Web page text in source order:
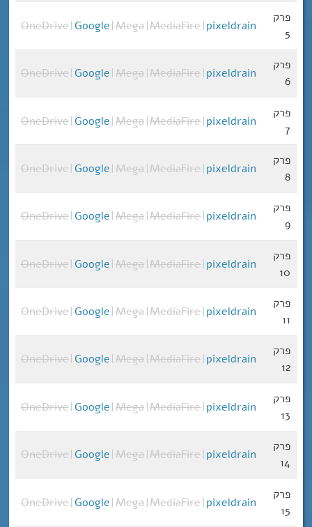
פרק
5
OneDrive| Google|Mega|MediaFire|pixeldrain
פרק
6
OneDrive| Google|Mega|MediaFire|pixeldrain
פרק
7
OneDrive| Google|Mega|MediaFire|pixeldrain
פרק
8
OneDrive| Google|Mega|MediaFire|pixeldrain
פרק
9
OneDrive| Google|Mega|MediaFire|pixeldrain
פרק
10
OneDrive| Google|Mega|MediaFire|pixeldrain
פרק
11
OneDrive| Google|Mega|MediaFire|pixeldrain
פרק
12
OneDrive| Google|Mega|MediaFire|pixeldrain
פרק
13
OneDrive| Google|Mega|MediaFire|pixeldrain
פרק
14
OneDrive| Google|Mega|MediaFire|pixeldrain
פרק
15
OneDrive| Google|Mega|MediaFire|pixeldrain